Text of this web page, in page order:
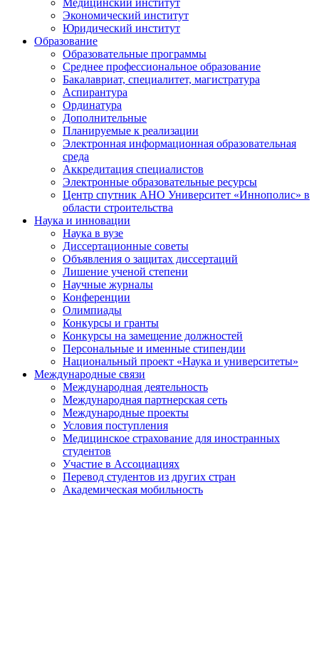
Экономический институт
Юридический институт
Образование
Образовательные программы
Среднее профессиональное образование
Бакалавриат, специалитет, магистратура
Аспирантура
Ординатура
Дополнительные
Планируемые к реализации
Электронная информационная образовательная
среда
Аккредитация специалистов
Электронные образовательные ресурсы
Центр спутник АНО Университет «Иннополис» в
области строительства
Наука и инновации
Наука в вузе
Диссертационные советы
Объявления о защитах диссертаций
Лишение ученой степени
Научные журналы
Конференции
Олимпиады
Конкурсы и гранты
Конкурсы на замещение должностей
Персональные и именные стипендии
Национальный проект «Наука и университеты»
Международные связи
Международная деятельность
Международная партнерская сеть
Международные проекты
Условия поступления
Медицинское страхование для иностранных
студентов
Участие в Ассоциациях
Перевод студентов из других стран
Академическая мобильность